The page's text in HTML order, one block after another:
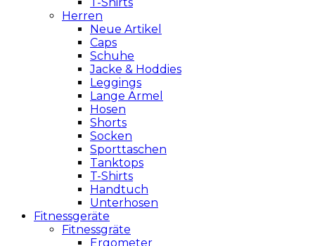
Herren
Neue Artikel
Caps
Schuhe
Jacke & Hoddies
Leggings
Lange Ärmel
Hosen
Shorts
Socken
Sporttaschen
Tanktops
T-Shirts
Handtuch
Unterhosen
Fitnessgeräte
Fitnessgräte
Ergometer